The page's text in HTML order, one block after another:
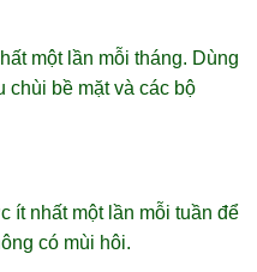
một lần mỗi tháng. Dùng
chùi bề mặt và các bộ
ít nhất một lần mỗi tuần để
có mùi hôi.